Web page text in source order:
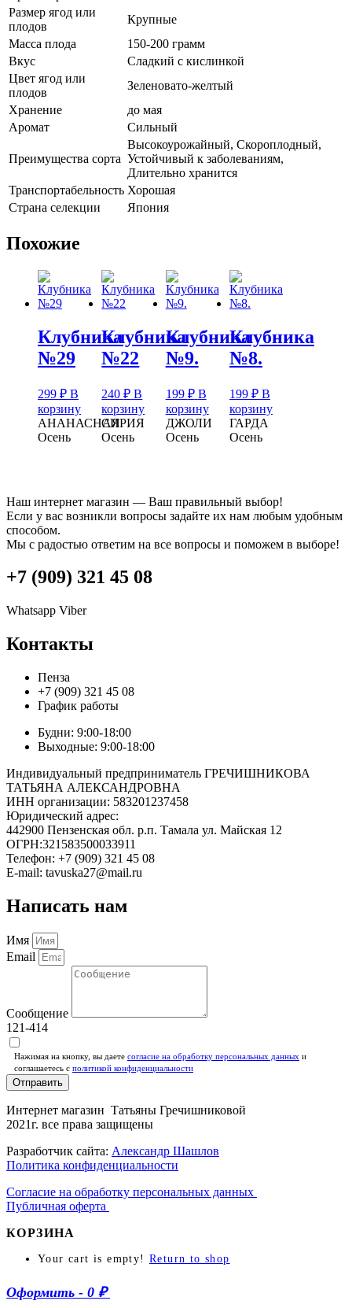
Размер ягод или
плодов
Крупные
Масса плода
150-200 грамм
Вкус
Сладкий с кислинкой
Цвет ягод или
плодов
Зеленовато-желтый
Хранение
до мая
Аромат
Сильный
Преимущества сорта
Высокоурожайный, Скороплодный,
Устойчивый к заболеваниям,
Длительно хранится
Транспортабельность Хорошая
Страна селекции
Япония
Похожие
Клубника
№29
299 ₽ В
корзину
АНАНАСНАЯ
Осень
Клубника
№22
240₽ В
корзину
СИРИЯ
Осень
Клубника
№9.
199 ₽ В
корзину
ДЖОЛИ
Осень
Клубника
№8.
199 ₽ В
корзину
ГАРДА
Осень
Наш интернет магазин — Ваш правильный выбор!
Если у вас возникли вопросы задайте их нам любым удобным
способом.
Мы с радостью ответим на все вопросы и поможем в выборе!
+7 (909) 321 45 08
Whatsapp Viber
Контакты
Пенза
+7 (909) 321 45 08
График работы
Будни: 9:00-18:00
Выходные: 9:00-18:00
Индивидуальный предприниматель ГРЕЧИШНИКОВА
ТАТЬЯНА АЛЕКСАНДРОВНА
ИНН организации: 583201237458
Юридический адрес:
442900 Пензенская обл. р.п. Тамала ул. Майская 12
ОГРН:321583500033911
Телефон: +7 (909) 321 45 08
E-mail: tavuska27@mail.ru
Написать нам
Имя
Email
Сообщение
121-414
Нажимая на кнопку, вы даете согласие на обработку персональных данных и
соглашаетесь c политикой конфиденциальности
Отправить
Интернет магазин Татьяны Гречишниковой
2021г. все права защищены
Разработчик сайта: Александр Шашлов
Политика конфиденциальности
Согласие на обработку персональных данных
Публичная оферта
КОРЗИНА
Your cart is empty! Return to shop
Оформить - 0 ₽